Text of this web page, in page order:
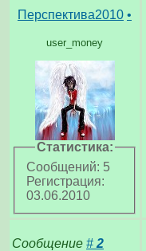
Перспектива2010 •
user_money
Статистика:
Сообщений: 5
Регистрация:
03.06.2010
Сообщение # 2